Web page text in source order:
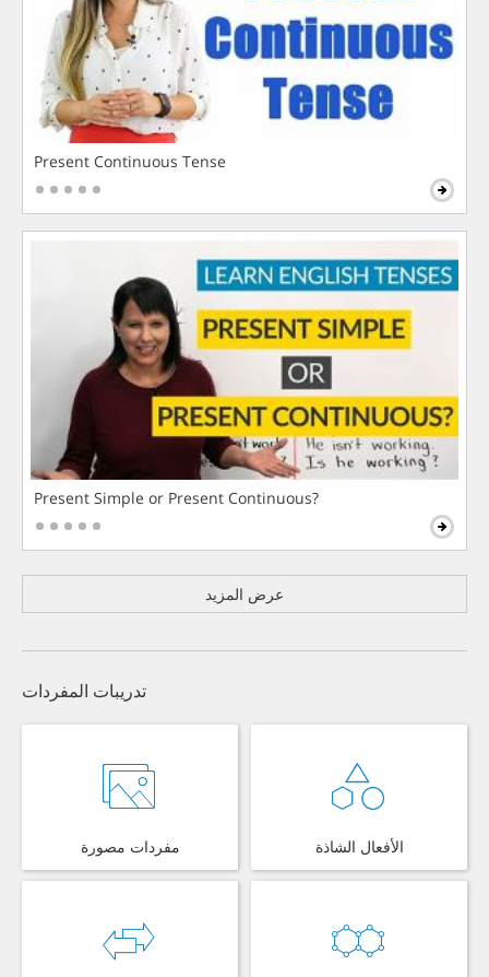
Present Continuous Tense
Present Simple or Present Continuous?
عرض المزيد
تدريبات المفردات
مفردات مصورة الأفعال الشاذة